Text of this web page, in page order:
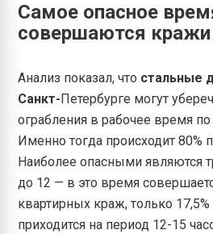
Самое опасное
совершаются кражи
Анализ показал, что стальные
Санкт-Петербурге могут
ограбления в рабочее время
Именно тогда происходит 80%
Наиболее опасными являются
до 12 — в это время
квартирных краж, только
приходится на период 12-15